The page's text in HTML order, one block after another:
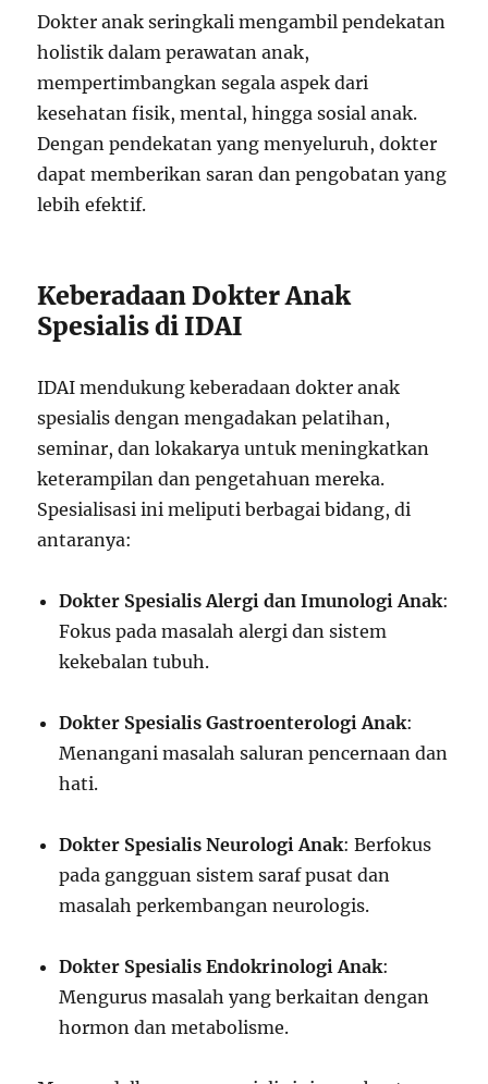
Dokter anak seringkali mengambil pendekatan
holistik dalam perawatan anak,
mempertimbangkan segala aspek dari
kesehatan fisik, mental, hingga sosial anak.
Dengan pendekatan yang menyeluruh, dokter
dapat memberikan saran dan pengobatan yang
lebih efektif.
Keberadaan Dokter Anak
Spesialis di IDAI
IDAI mendukung keberadaan dokter anak
spesialis dengan mengadakan pelatihan,
seminar, dan lokakarya untuk meningkatkan
keterampilan dan pengetahuan mereka.
Spesialisasi ini meliputi berbagai bidang, di
antaranya:
Dokter Spesialis Alergi dan Imunologi Anak:
Fokus pada masalah alergi dan sistem
kekebalan tubuh.
Dokter Spesialis Gastroenterologi Anak:
Menangani masalah saluran pencernaan dan
hati.
Dokter Spesialis Neurologi Anak: Berfokus
pada gangguan sistem saraf pusat dan
masalah perkembangan neurologis.
Dokter Spesialis Endokrinologi Anak:
Mengurus masalah yang berkaitan dengan
hormon dan metabolisme.